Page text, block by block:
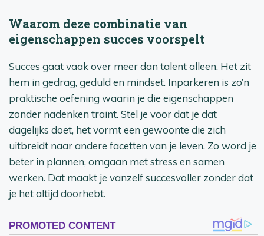
Waarom deze combinatie van
eigenschappen succes voorspelt
Succes gaat vaak over meer dan talent alleen. Het zit
hem in gedrag, geduld en mindset. Inparkeren is zo’n
praktische oefening waarin je die eigenschappen
zonder nadenken traint. Stel je voor dat je dat
dagelijks doet, het vormt een gewoonte die zich
uitbreidt naar andere facetten van je leven. Zo word je
beter in plannen, omgaan met stress en samen
werken. Dat maakt je vanzelf succesvoller zonder dat
je het altijd doorhebt.